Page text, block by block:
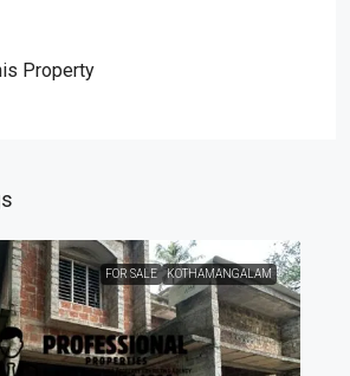
Property
FOR SALE KOTHAMANGALAM